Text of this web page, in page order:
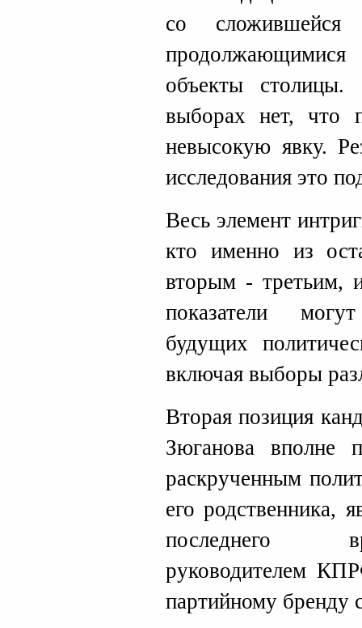
со
продолжающимися
объекты
выборах нет, что
невысокую явку.
исследования это
Весь элемент
кто именно из
вторым - третьим,
показатели
будущих
включая выборы
Вторая позиция
Зюганова вполне
раскрученным
его родственника,
последнего
руководителем
партийному бренду